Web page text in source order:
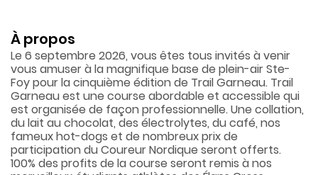
À propos
Le 6 septembre 2026, vous êtes tous invités à venir
vous amuser à la magnifique base de plein-air Ste-
Foy pour la cinquième édition de Trail Garneau. Trail
Garneau est une course abordable et accessible qui
est organisée de façon professionnelle. Une collation,
du lait au chocolat, des électrolytes, du café, nos
fameux hot-dogs et de nombreux prix de
participation du Coureur Nordique seront offerts.
100% des profits de la course seront remis à nos